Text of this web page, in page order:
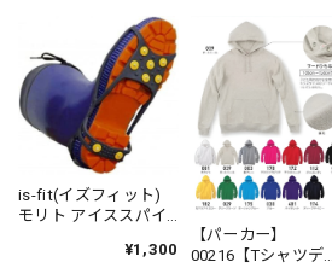
is-fit(イズフィット)
モリト アイススパイ
雪・氷結路面の安全
¥1,300
【パーカー】
00216【Tシャツデザ